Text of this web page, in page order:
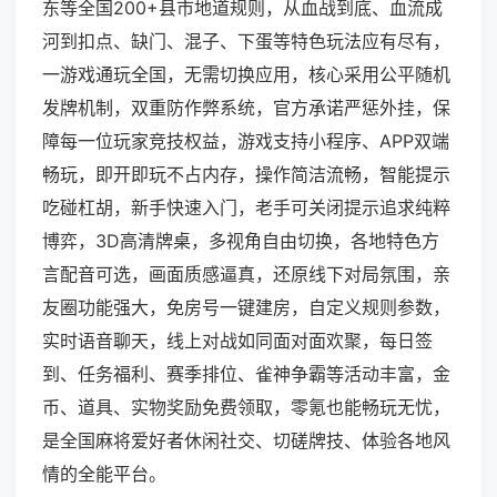
东等全国200+县市地道规则，从血战到底、血流成
河到扣点、缺门、混子、下蛋等特色玩法应有尽有，
一游戏通玩全国，无需切换应用，核心采用公平随机
发牌机制，双重防作弊系统，官方承诺严惩外挂，保
障每一位玩家竞技权益，游戏支持小程序、APP双端
畅玩，即开即玩不占内存，操作简洁流畅，智能提示
吃碰杠胡，新手快速入门，老手可关闭提示追求纯粹
博弈，3D高清牌桌，多视角自由切换，各地特色方
言配音可选，画面质感逼真，还原线下对局氛围，亲
友圈功能强大，免房号一键建房，自定义规则参数，
实时语音聊天，线上对战如同面对面欢聚，每日签
到、任务福利、赛季排位、雀神争霸等活动丰富，金
币、道具、实物奖励免费领取，零氪也能畅玩无忧，
是全国麻将爱好者休闲社交、切磋牌技、体验各地风
情的全能平台。